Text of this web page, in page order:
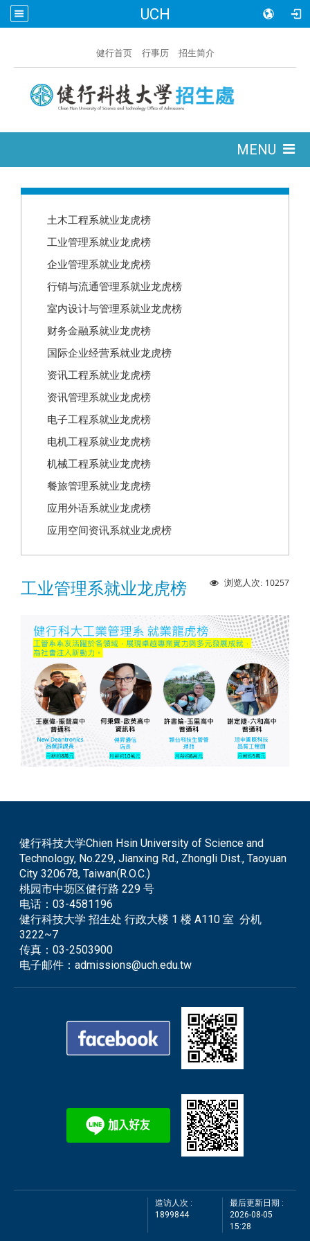
UCH
健行首页 行事历 招生简介
MENU
土木工程系就业龙虎榜
工业管理系就业龙虎榜
企业管理系就业龙虎榜
行销与流通管理系就业龙虎榜
室内设计与管理系就业龙虎榜
财务金融系就业龙虎榜
国际企业经营系就业龙虎榜
资讯工程系就业龙虎榜
资讯管理系就业龙虎榜
电子工程系就业龙虎榜
电机工程系就业龙虎榜
机械工程系就业龙虎榜
餐旅管理系就业龙虎榜
应用外语系就业龙虎榜
应用空间资讯系就业龙虎榜
浏览人次: 10257
工业管理系就业龙虎榜
健行科技大学Chien Hsin University of Science and
Technology, No.229, Jianxing Rd., Zhongli Dist., Taoyuan
City 320678, Taiwan(R.O.C.)
桃园市中坜区健行路 229 号
电话：03-4581196
健行科技大学 招生处 行政大楼 1 楼 A110 室 分机
3222~7
传真：03-2503900
电子邮件：admissions@uch.edu.tw
造访人次 :
1899844
最后更新日期 :
2026-08-05
15:28